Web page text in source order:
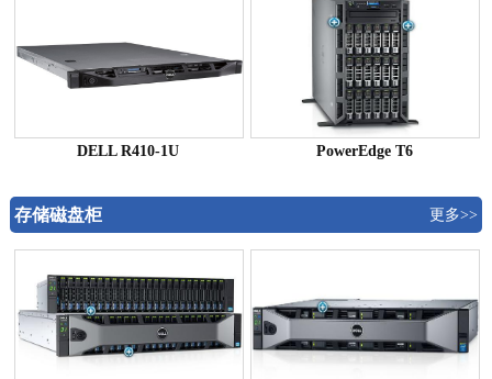
DELL R410-1U PowerEdge T6
存储磁盘柜 更多>>